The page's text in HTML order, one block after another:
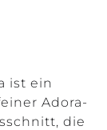
ist ein
Adora-
die